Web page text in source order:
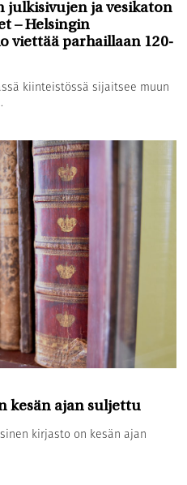
julkisivujen ja vesikaton
– Helsingin
viettää parhaillaan 120-
kiinteistössä sijaitsee muun
kesän ajan suljettu
kirjasto on kesän ajan